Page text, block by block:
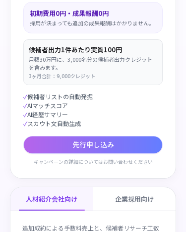
初期費用0円・成果報酬0円
採用が決まっても追加の成果報酬はかかりません。
候補者出力1件あたり実質100円
月額30万円に、3,000名分の候補者出力クレジット
を含みます。
3ヶ月合計：9,000クレジット
✓候補者リストの自動発掘
✓AIマッチスコア
✓AI経歴サマリー
✓スカウト文自動生成
先行申し込み
キャンペーンの詳細についてはお問い合わせください
人材紹介会社向け 企業採用向け
追加成約による手数料売上と、候補者リサーチ工数